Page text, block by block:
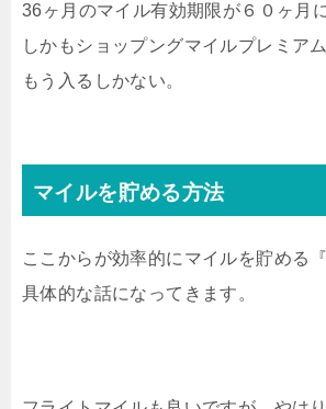
36ヶ月のマイル有効期限が６０ヶ月
しかもショップングマイルプレミア
もう入るしかない。
マイルを貯める方法
ここからが効率的にマイルを貯める
具体的な話になってきます。